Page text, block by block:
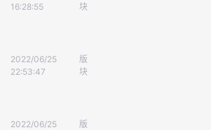
16:28:55
块
yyyang
2022/06/25
22:53:47
版
块
赫塔穆勒
2022/06/25
版